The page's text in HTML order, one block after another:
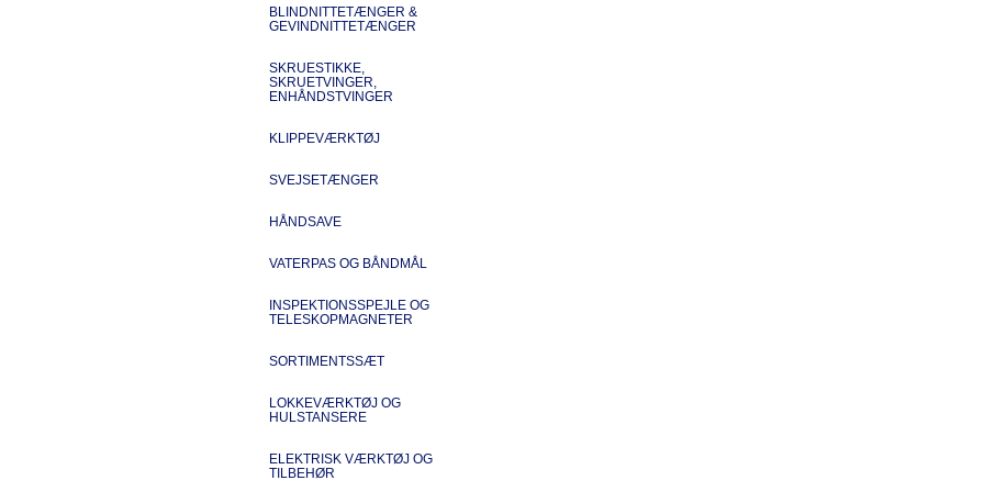
BLINDNITTETÆNGER &
GEVINDNITTETÆNGER
SKRUESTIKKE,
SKRUETVINGER,
ENHÅNDSTVINGER
KLIPPEVÆRKTØJ
SVEJSETÆNGER
HÅNDSAVE
VATERPAS OG BÅNDMÅL
INSPEKTIONSSPEJLE OG
TELESKOPMAGNETER
SORTIMENTSSÆT
LOKKEVÆRKTØJ OG
HULSTANSERE
ELEKTRISK VÆRKTØJ OG
TILBEHØR